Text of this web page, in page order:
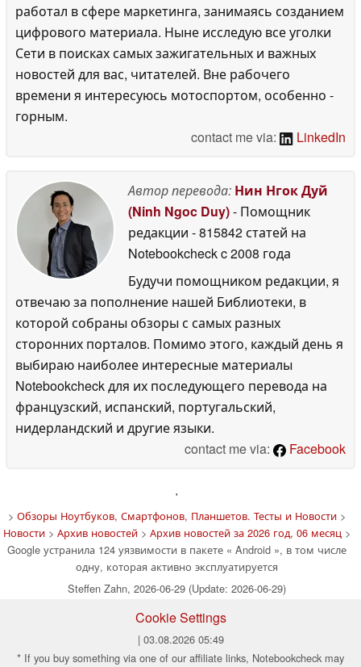
работал в сфере маркетинга, занимаясь созданием
цифрового материала. Ныне исследую все уголки
Сети в поисках самых зажигательных и важных
новостей для вас, читателей. Вне рабочего
времени я интересуюсь мотоспортом, особенно -
горным.
contact me via:
LinkedIn
Автор перевода: Нин Нгок Дуй
(Ninh Ngoc Duy)- Помощник
редакции - 815842 статей на
Notebookcheckc 2008 года
Будучи помощником редакции, я
отвечаю за пополнение нашей Библиотеки, в
которой собраны обзоры с самых разных
сторонних порталов. Помимо этого, каждый день я
выбираю наиболее интересные материалы
Notebookcheck для их последующего перевода на
французский, испанский, португальский,
нидерландский и другие языки.
contact me via:
Facebook
'
> Обзоры Ноутбуков, Смартфонов, Планшетов. Тесты и Новости>
Новости> Архив новостей> Архив новостей за 2026 год, 06 месяц>
Google устранила 124 уязвимости в пакете « Android », в том числе
одну, которая активно эксплуатируется
Steffen Zahn, 2026-06-29 (Update: 2026-06-29)
Cookie Settings
| 03.08.2026 05:49
* If you buy something via one of our affiliate links, Notebookcheck may